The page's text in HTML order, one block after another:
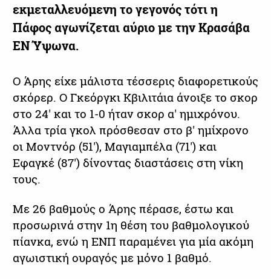
εκμεταλλευόμενη το γεγονός τότι η
Πάφος αγωνίζεται αύριο με την Κρασάβα
ΕΝ Ύψωνα.
Ο Άρης είχε μάλιστα τέσσερις διαφορετικούς
σκόρερ. Ο Γκεόργκι Κβιλιτάια άνοιξε το σκορ
στο 24' και το 1-0 ήταν σκορ α' ημιχρόνου.
Άλλα τρία γκολ πρόσθεσαν στο β' ημίχρονο
οι Μοντνόρ (51'), Μαγιαμπέλα (71') και
Εφαγκέ (87') δίνοντας διαστάσεις στη νίκη
τους.
Με 26 βαθμούς ο Άρης πέρασε, έστω και
προσωρινά στην 1η θέση του βαθμολογικού
πίανκα, ενώ η ΕΝΠ παραμένει για μία ακόμη
αγωιστική ουραγός με μόνο 1 βαθμό.